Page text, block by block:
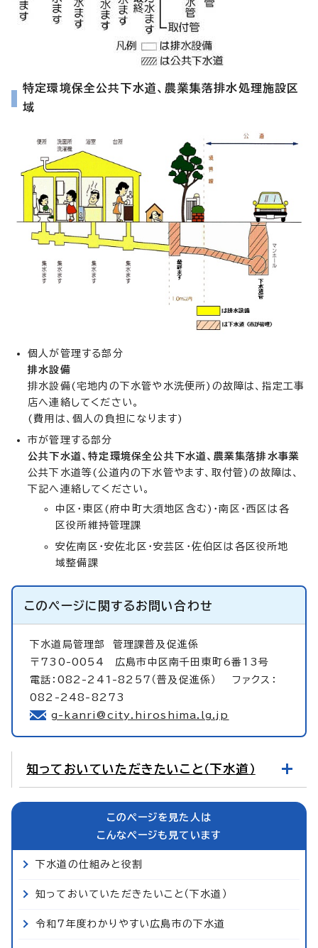
特定環境保全公共下水道、農業集落排水処理施設区
域
個人が管理する部分
排水設備
排水設備(宅地内の下水管や水洗便所)の故障は、指定工事
店へ連絡してください。
(費用は、個人の負担になります)
市が管理する部分
公共下水道、特定環境保全公共下水道、農業集落排水事業
公共下水道等(公道内の下水管やます、取付管)の故障は、
下記へ連絡してください。
中区・東区(府中町大須地区含む)・南区・西区は各
区役所維持管理課
安佐南区・安佐北区・安芸区・佐伯区は各区役所地
域整備課
このページに関するお問い合わせ
下水道局管理部 管理課普及促進係
〒730-0054 広島市中区南千田東町6番13号
電話：082-241-8257（普及促進係） ファクス：
082-248-8273
g-kanri@city.hiroshima.lg.jp
知っておいていただきたいこと（下水道）
このページを見た人は
こんなページも見ています
下水道の仕組みと役割
知っておいていただきたいこと（下水道）
令和7年度わかりやすい広島市の下水道